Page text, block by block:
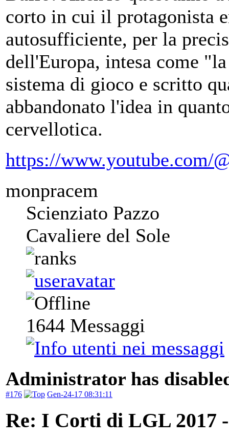
corto in cui il protagonista
autosufficiente, per la
dell'Europa, intesa come
sistema di gioco e scritto
abbandonato l'idea in
cervellotica.
https://www.youtube.com/
monpracem
Scienziato Pazzo
Cavaliere del Sole
1644 Messaggi
Administrator has
#176 Gen-24-17 08:31:11
Re: I Corti di LGL 2017